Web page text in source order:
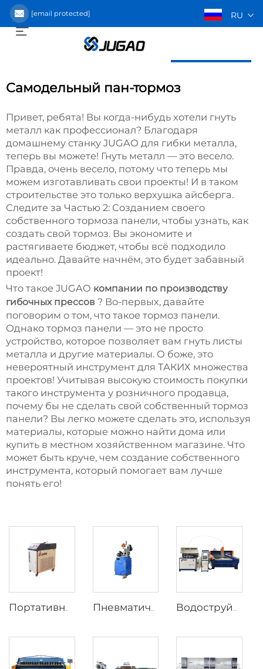
[email protected] RU
Самодельный пан-тормоз
Привет, ребята! Вы когда-нибудь хотели гнуть
металл как профессионал? Благодаря
домашнему станку JUGAO для гибки металла,
теперь вы можете! Гнуть металл — это весело.
Правда, очень весело, потому что теперь мы
можем изготавливать свои проекты! И в таком
строительстве это только верхушка айсберга.
Следите за Частью 2: Созданием своего
собственного тормоза панели, чтобы узнать, как
создать свой тормоз. Вы экономите и
растягиваете бюджет, чтобы всё подходило
идеально. Давайте начнём, это будет забавный
проект!
Что такое JUGAO компании по производству
гибочных прессов ? Во-первых, давайте
поговорим о том, что такое тормоз панели.
Однако тормоз панели — это не просто
устройство, которое позволяет вам гнуть листы
металла и другие материалы. О боже, это
невероятный инструмент для ТАКИХ множества
проектов! Учитывая высокую стоимость покупки
такого инструмента у розничного продавца,
почему бы не сделать свой собственный тормоз
панели? Вы легко можете сделать это, используя
материалы, которые можно найти дома или
купить в местном хозяйственном магазине. Что
может быть круче, чем создание собственного
инструмента, который помогает вам лучше
понять его!